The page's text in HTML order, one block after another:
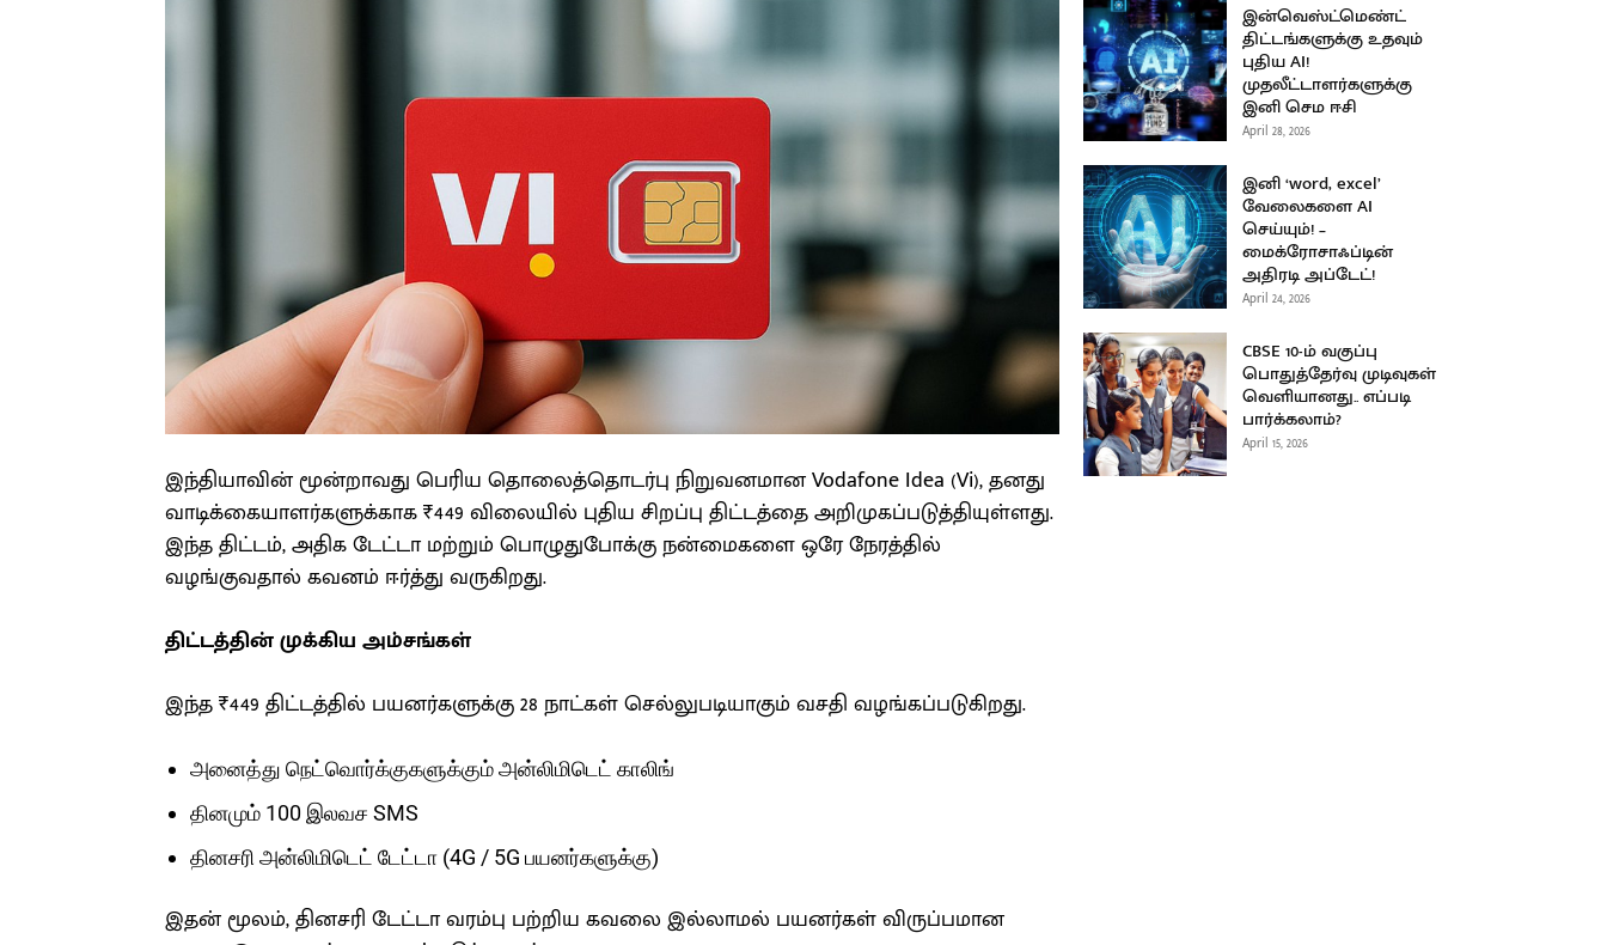
இந்தியாவின் மூன்றாவது பெரிய தொலைத்தொடர்பு நிறுவனமான Vodafone Idea (Vi), தனது
வாடிக்கையாளர்களுக்காக ₹449 விலையில் புதிய சிறப்பு திட்டத்தை அறிமுகப்படுத்தியுள்ளது.
இந்த திட்டம், அதிக டேட்டா மற்றும் பொழுதுபோக்கு நன்மைகளை ஒரே நேரத்தில்
வழங்குவதால் கவனம் ஈர்த்து வருகிறது.
திட்டத்தின் முக்கிய அம்சங்கள்
இந்த ₹449 திட்டத்தில் பயனர்களுக்கு 28 நாட்கள் செல்லுபடியாகும் வசதி வழங்கப்படுகிறது.
அனைத்து நெட்வொர்க்குகளுக்கும் அன்லிமிடெட் காலிங்
தினமும் 100 இலவச SMS
தினசரி அன்லிமிடெட் டேட்டா (4G / 5G பயனர்களுக்கு)
இதன் மூலம், தினசரி டேட்டா வரம்பு பற்றிய கவலை இல்லாமல் பயனர்கள் விருப்பமான
இன்வெஸ்ட்மெண்ட்
திட்டங்களுக்கு உதவும்
புதிய AI!
முதலீட்டாளர்களுக்கு
இனி செம ஈசி
April 28, 2026
இனி ‘word, excel’
வேலைகளை AI
செய்யும்! –
மைக்ரோசாஃப்டின்
அதிரடி அப்டேட்!
April 24, 2026
CBSE 10-ம் வகுப்பு
பொதுத்தேர்வு முடிவுகள்
வெளியானது.. எப்படி
பார்க்கலாம்?
April 15, 2026